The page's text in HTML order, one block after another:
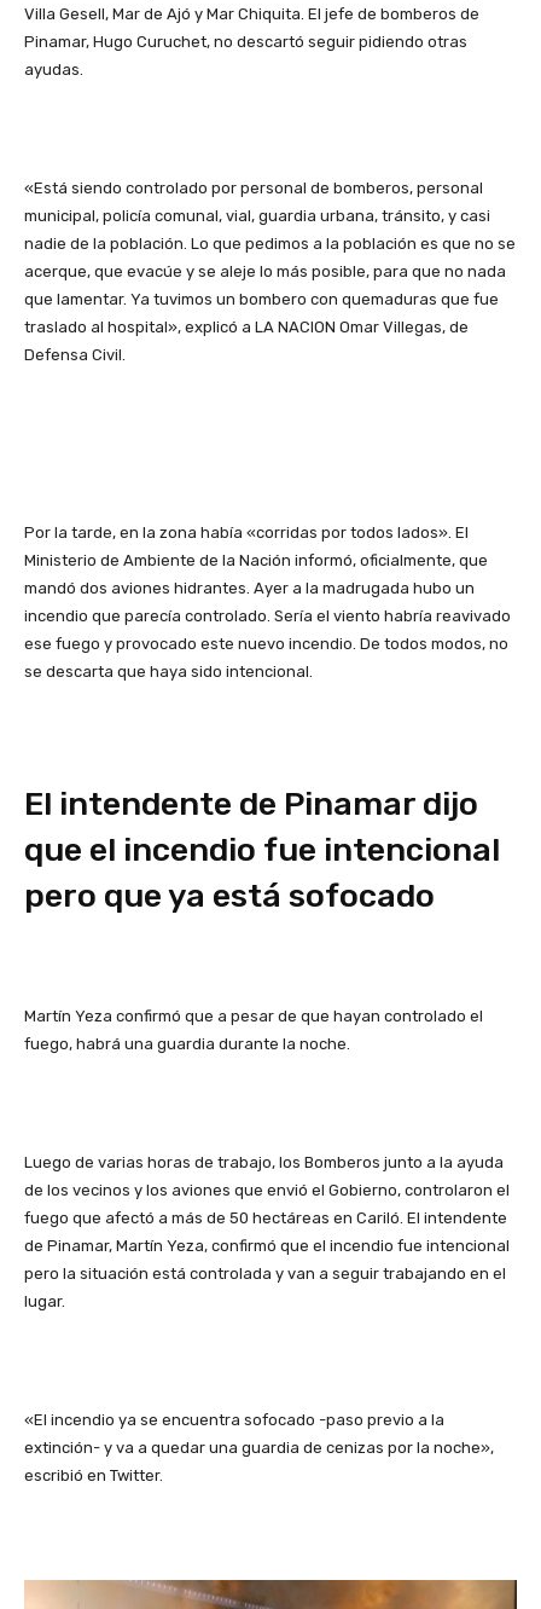
Villa Gesell, Mar de Ajó y Mar Chiquita. El jefe de bomberos de
Pinamar, Hugo Curuchet, no descartó seguir pidiendo otras
ayudas.
«Está siendo controlado por personal de bomberos, personal
municipal, policía comunal, vial, guardia urbana, tránsito, y casi
nadie de la población. Lo que pedimos a la población es que no se
acerque, que evacúe y se aleje lo más posible, para que no nada
que lamentar. Ya tuvimos un bombero con quemaduras que fue
traslado al hospital», explicó a LA NACION Omar Villegas, de
Defensa Civil.
Por la tarde, en la zona había «corridas por todos lados». El
Ministerio de Ambiente de la Nación informó, oficialmente, que
mandó dos aviones hidrantes. Ayer a la madrugada hubo un
incendio que parecía controlado. Sería el viento habría reavivado
ese fuego y provocado este nuevo incendio. De todos modos, no
se descarta que haya sido intencional.
El intendente de Pinamar dijo
que el incendio fue intencional
pero que ya está sofocado
Martín Yeza confirmó que a pesar de que hayan controlado el
fuego, habrá una guardia durante la noche.
Luego de varias horas de trabajo, los Bomberos junto a la ayuda
de los vecinos y los aviones que envió el Gobierno, controlaron el
fuego que afectó a más de 50 hectáreas en Cariló. El intendente
de Pinamar, Martín Yeza, confirmó que el incendio fue intencional
pero la situación está controlada y van a seguir trabajando en el
lugar.
«El incendio ya se encuentra sofocado -paso previo a la
extinción- y va a quedar una guardia de cenizas por la noche»,
escribió en Twitter.